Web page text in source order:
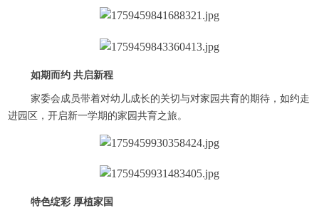
如期而约 共启新程
家委会成员带着对幼儿成长的关切与对家园共育的期待，如约走
进园区，开启新一学期的家园共育之旅。
特色绽彩 厚植家国